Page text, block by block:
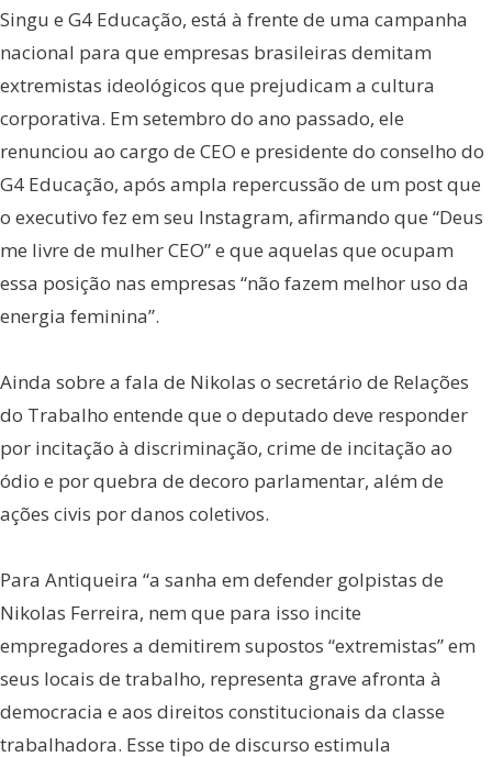
Singu e G4 Educação, está à frente de uma campanha
nacional para que empresas brasileiras demitam
extremistas ideológicos que prejudicam a cultura
corporativa. Em setembro do ano passado, ele
renunciou ao cargo de CEO e presidente do conselho do
G4 Educação, após ampla repercussão de um post que
o executivo fez em seu Instagram, afirmando que “Deus
me livre de mulher CEO” e que aquelas que ocupam
essa posição nas empresas “não fazem melhor uso da
energia feminina”.
Ainda sobre a fala de Nikolas o secretário de Relações
do Trabalho entende que o deputado deve responder
por incitação à discriminação, crime de incitação ao
ódio e por quebra de decoro parlamentar, além de
ações civis por danos coletivos.
Para Antiqueira “a sanha em defender golpistas de
Nikolas Ferreira, nem que para isso incite
empregadores a demitirem supostos “extremistas” em
seus locais de trabalho, representa grave afronta à
democracia e aos direitos constitucionais da classe
trabalhadora. Esse tipo de discurso estimula